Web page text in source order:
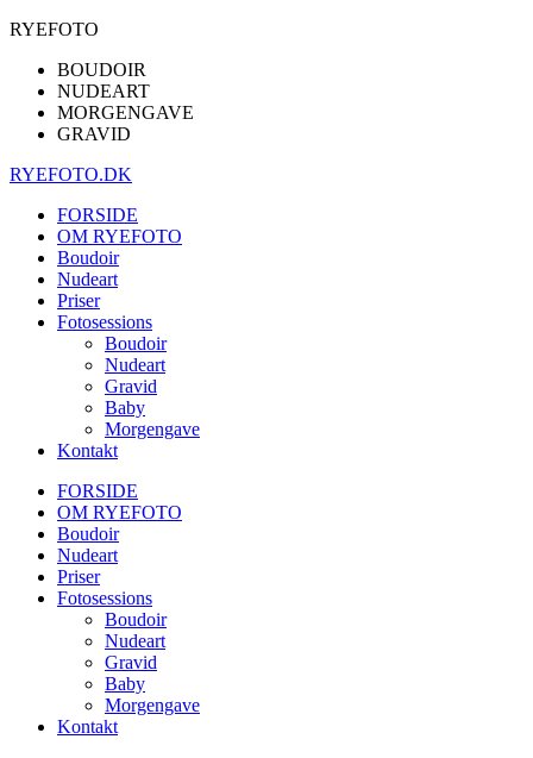
RYEFOTO
BOUDOIR
NUDEART
MORGENGAVE
GRAVID
RYEFOTO.DK
FORSIDE
OM RYEFOTO
Boudoir
Nudeart
Priser
Fotosessions
Boudoir
Nudeart
Gravid
Baby
Morgengave
Kontakt
FORSIDE
OM RYEFOTO
Boudoir
Nudeart
Priser
Fotosessions
Boudoir
Nudeart
Gravid
Baby
Morgengave
Kontakt